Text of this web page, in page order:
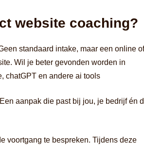
website coaching?
standaard intake, maar een online of
Wil je beter gevonden worden in
chatGPT en andere ai tools
aanpak die past bij jou, je bedrijf én
voortgang te bespreken. Tijdens deze